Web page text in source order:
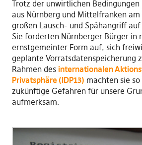
Trotz der unwirtlichen
aus Nürnberg und Mittelfranken
großen Lausch- und Spähangriff
Sie forderten Nürnberger Bürger in
ernstgemeinter Form auf, sich
geplante Vorratsdatenspeicherung
Rahmen des internationalen
Privatsphäre (IDP13) machten sie
zukünftige Gefahren für unsere
aufmerksam.